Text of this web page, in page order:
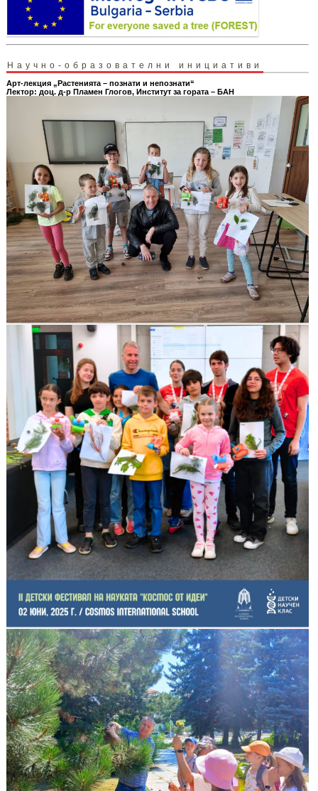
Научно-образователни инициативи
Арт-лекция „Растенията – познати и непознати“
Лектор: доц. д-р Пламен Глогов, Институт за гората – БАН